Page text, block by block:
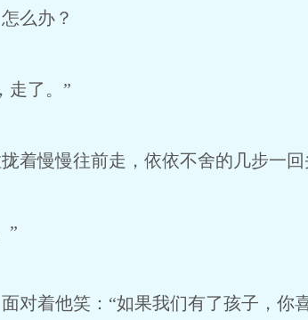
么办？
了。”
慢慢往前走，依依不舍的几步一回
”
着他笑：“如果我们有了孩子，你